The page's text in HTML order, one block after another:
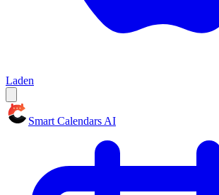
Laden
Smart Calendars AI